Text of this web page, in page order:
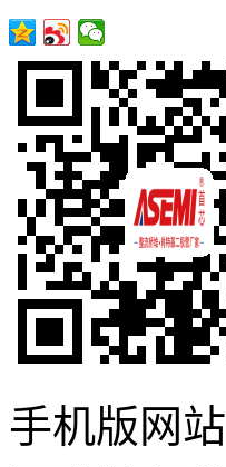
手机版网站